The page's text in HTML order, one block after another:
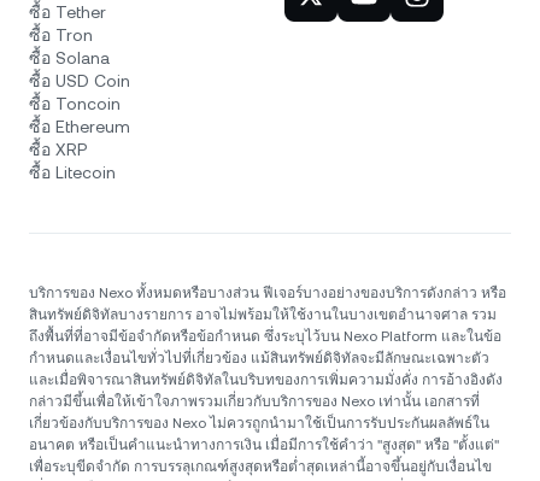
ซื้อ Tether
ซื้อ Tron
ซื้อ Solana
ซื้อ USD Coin
ซื้อ Toncoin
ซื้อ Ethereum
ซื้อ XRP
ซื้อ Litecoin
บริการของ Nexo ทั้งหมดหรือบางส่วน ฟีเจอร์บางอย่างของบริการดังกล่าว หรือ
สินทรัพย์ดิจิทัลบางรายการ อาจไม่พร้อมให้ใช้งานในบางเขตอำนาจศาล รวม
ถึงพื้นที่ที่อาจมีข้อจำกัดหรือข้อกำหนด ซึ่งระบุไว้บน Nexo Platform และในข้อ
กำหนดและเงื่อนไขทั่วไปที่เกี่ยวข้อง แม้สินทรัพย์ดิจิทัลจะมีลักษณะเฉพาะตัว
และเมื่อพิจารณาสินทรัพย์ดิจิทัลในบริบทของการเพิ่มความมั่งคั่ง การอ้างอิงดัง
กล่าวมีขึ้นเพื่อให้เข้าใจภาพรวมเกี่ยวกับบริการของ Nexo เท่านั้น เอกสารที่
เกี่ยวข้องกับบริการของ Nexo ไม่ควรถูกนำมาใช้เป็นการรับประกันผลลัพธ์ใน
อนาคต หรือเป็นคำแนะนำทางการเงิน เมื่อมีการใช้คำว่า "สูงสุด" หรือ "ตั้งแต่"
เพื่อระบุขีดจำกัด การบรรลุเกณฑ์สูงสุดหรือต่ำสุดเหล่านี้อาจขึ้นอยู่กับเงื่อนไข